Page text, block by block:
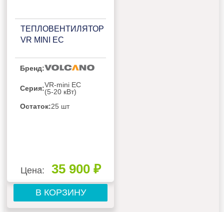
ТЕПЛОВЕНТИЛЯТОР
VR MINI EC
Бренд:
Серия:VR-mini EC
(5-20 кВт)
Остаток:25 шт
Цена: 35 900 ₽
В КОРЗИНУ